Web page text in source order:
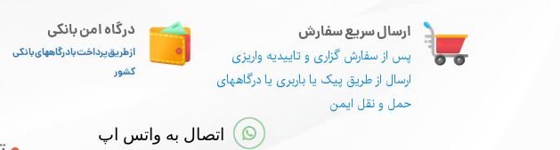
ارسال سریع سفارش
پس از سفارش گزاری و تاییدیه واریزی
ارسال از طریق پیک یا باربری یا درگاههای
حمل و نقل ایمن
درگاه امن بانکی
از طریق پرداخت با درگاههای بانکی
کشور
اتصال به واتس اپ